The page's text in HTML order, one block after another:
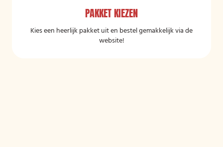
PAKKET KIEZEN
Kies een heerlijk pakket uit en bestel gemakkelijk via de
website!